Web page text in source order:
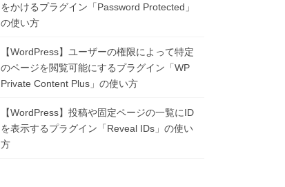
をかけるプラグイン「Password Protected」
の使い方
【WordPress】ユーザーの権限によって特定
のページを閲覧可能にするプラグイン「WP
Private Content Plus」の使い方
【WordPress】投稿や固定ページの一覧にID
を表示するプラグイン「Reveal IDs」の使い
方